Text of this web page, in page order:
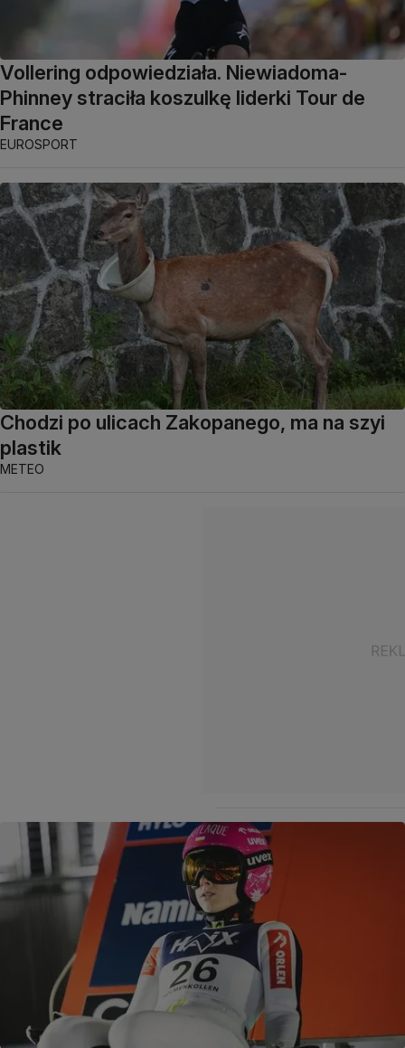
Vollering odpowiedziała. Niewiadoma-
Phinney straciła koszulkę liderki Tour de
France
EUROSPORT
Chodzi po ulicach Zakopanego, ma na szyi
plastik
METEO